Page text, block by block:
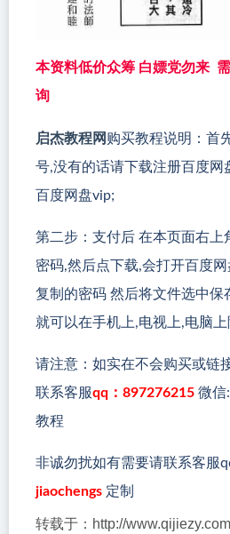
本资料低价众筹 白嫖党勿来
询
启杰教程网购买教程说明：首
号,没有的话请下载注册百度网
百度网盘vip;
第二步：支付后 在本页面右上
密码,然后点下载,会打开百度
复制的密码 然后将文件选中保
就可以在手机上,电视上,电脑
请注意：如实在不会购买或链
联系客服qq：897276215 微信
教程
非诚勿扰如有需要请联系客服
jiaochengs 定制
转载于：http://